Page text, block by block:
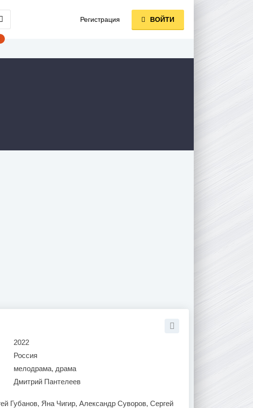
2022
Россия
мелодрама, драма
Дмитрий Пантелеев
Губанов, Яна Чигир, Александр Суворов, Сергей
Регистрация ВОЙТИ